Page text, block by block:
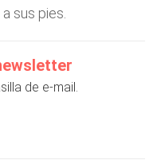
sus pies.
de e-mail.